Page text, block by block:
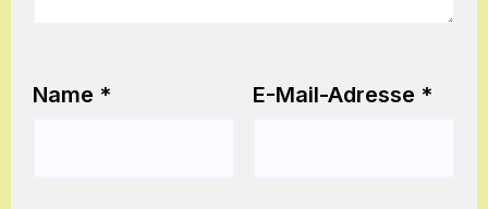
Name * E-Mail-Adresse *